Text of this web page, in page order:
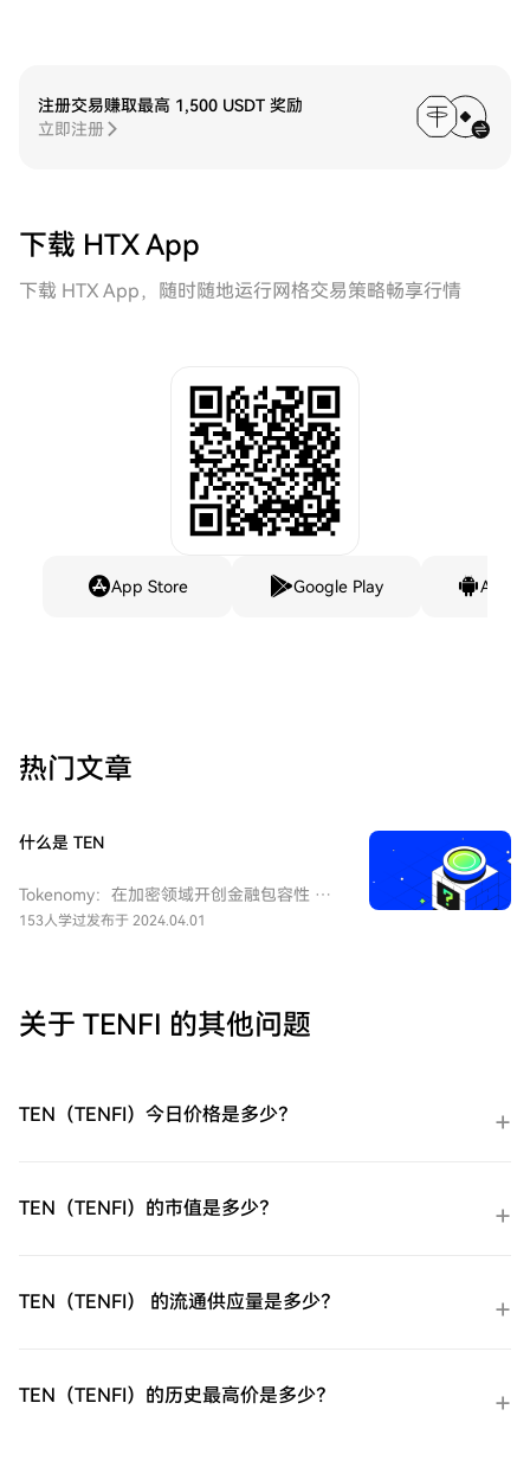
注册交易赚取最高 1,500 USDT 奖励
立即注册
下载 HTX App
下载 HTX App，随时随地运行网格交易策略畅享行情
App Store Google Play
热门文章
什么是 TEN
Tokenomy：在加密领域开创金融包容性 介
绍 在一个以数字转型为定义的时代，
性和替代资金网络的接入，Tokenomy不仅仅
是一个加密交易平台；它是一个全面的生态
原生代币TEN表示，是一个授权的数字资产
性使用户能够参与各种交易策略和投资机
功能，包括质押、投资和交易。持有TEN代
秘，其创始人的具体身份仍未披露。然而，
153人学过发布于 2024.04.01
关于 TENFI 的其他问题
TEN（TENFI）今日价格是多少？
TEN（TENFI）的市值是多少？
TEN（TENFI） 的流通供应量是多少？
TEN（TENFI）的历史最高价是多少？